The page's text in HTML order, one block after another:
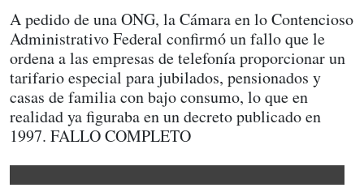
A pedido de una ONG, la Cámara en lo Contencioso
Administrativo Federal confirmó un fallo que le
ordena a las empresas de telefonía proporcionar un
tarifario especial para jubilados, pensionados y
casas de familia con bajo consumo, lo que en
realidad ya figuraba en un decreto publicado en
1997. FALLO COMPLETO